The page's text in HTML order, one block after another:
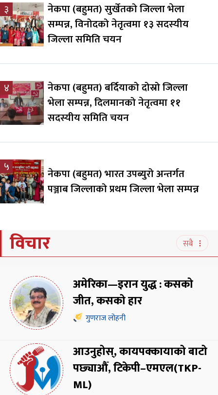
३
नेकपा (बहुमत) सुर्खेतको जिल्ला भेला
सम्पन्न, विनोदको नेतृत्वमा १३ सदस्यीय
जिल्ला समिति चयन
४
नेकपा (बहुमत) बर्दियाको दोस्रो जिल्ला
भेला सम्पन्न, दिलमानको नेतृत्वमा ११
सदस्यीय समिति चयन
५
नेकपा (बहुमत) भारत उपब्युरो अन्तर्गत
पञ्जाब जिल्लाको प्रथम जिल्ला भेला सम्पन्न
विचार सबै
अमेरिका—इरान युद्ध : कसको
जीत, कसको हार
गुणराज लोहनी
आउनुहोस्, कायपक्कायाको बाटो
पछ्याऔँ, टिकेपी–एमएल(TKP-
ML)